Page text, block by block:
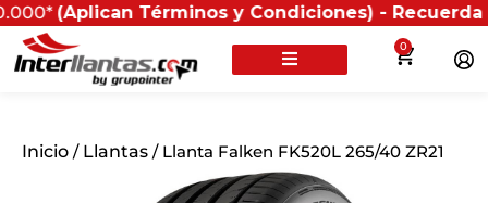
Términos y Condiciones) - Recuerda que si
0
Inicio / Llantas / Llanta Falken FK520L 265/40 ZR21